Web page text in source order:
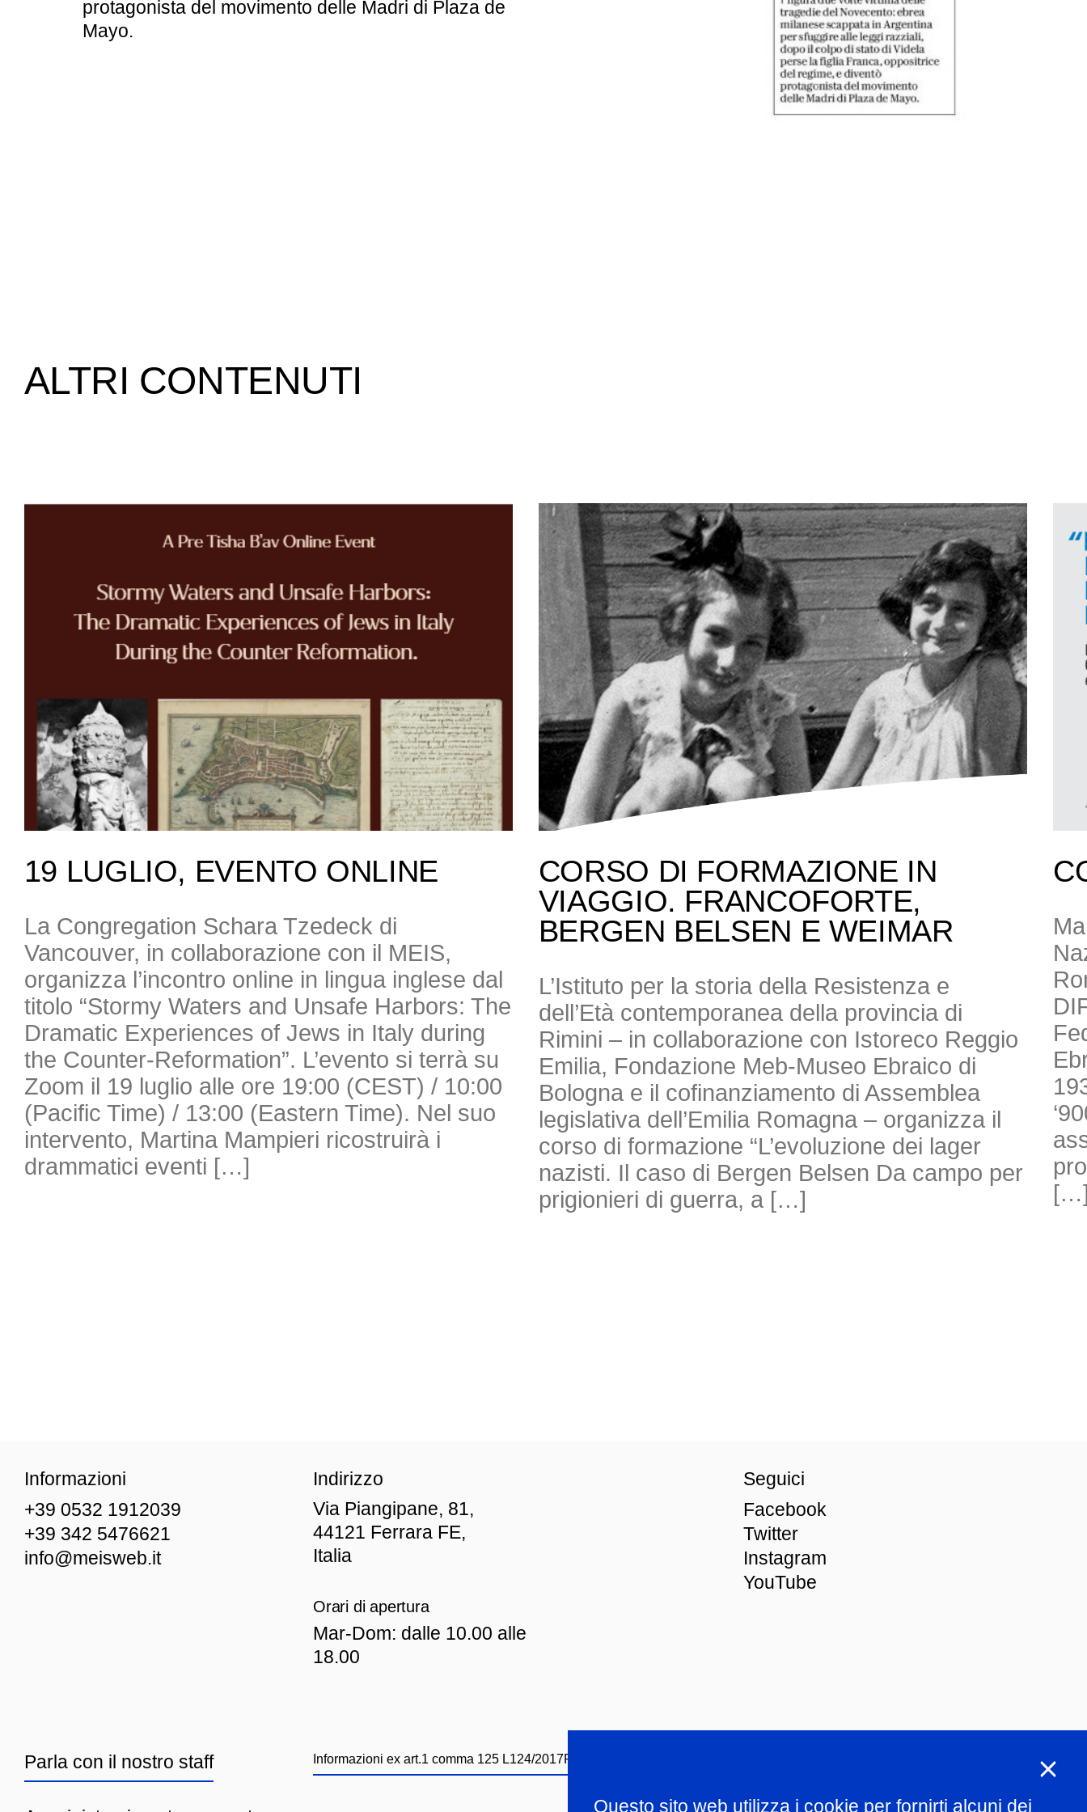
protagonista del movimento delle Madri di Plaza de
Mayo.
ALTRI CONTENUTI
19 LUGLIO, EVENTO ONLINE
La Congregation Schara Tzedeck di
Vancouver, in collaborazione con il MEIS,
organizza l’incontro online in lingua inglese dal
titolo “Stormy Waters and Unsafe Harbors: The
Dramatic Experiences of Jews in Italy during
the Counter-Reformation”. L’evento si terrà su
Zoom il 19 luglio alle ore 19:00 (CEST) / 10:00
(Pacific Time) / 13:00 (Eastern Time). Nel suo
intervento, Martina Mampieri ricostruirà i
drammatici eventi […]
CORSO DI FORMAZIONE IN
VIAGGIO. FRANCOFORTE,
BERGEN BELSEN E WEIMAR
L’Istituto per la storia della Resistenza e
dell’Età contemporanea della provincia di
Rimini – in collaborazione con Istoreco Reggio
Emilia, Fondazione Meb-Museo Ebraico di
Bologna e il cofinanziamento di Assemblea
legislativa dell’Emilia Romagna – organizza il
corso di formazione “L’evoluzione dei lager
nazisti. Il caso di Bergen Belsen Da campo per
prigionieri di guerra, a […]
Questo sito web utilizza i cookie per fornirti alcuni dei
Informazioni
+39 0532 1912039
+39 342 5476621
info@meisweb.it
Indirizzo
Via Piangipane, 81,
44121 Ferrara FE,
Italia
Seguici
Facebook
Twitter
Instagram
YouTube
Orari di apertura
Mar-Dom: dalle 10.00 alle
18.00
Parla con il nostro staff Informazioni ex art.1 comma 125 L124/2017Privacy policy